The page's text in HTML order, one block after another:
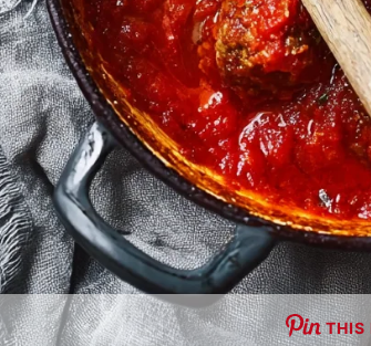
THIS